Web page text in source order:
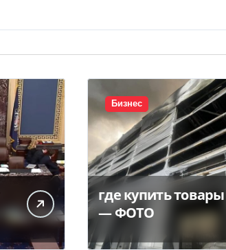
Бизнес
где купить товары
— ФОТО